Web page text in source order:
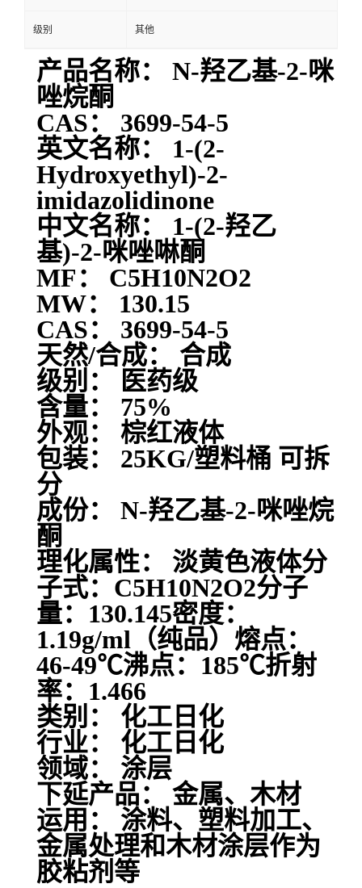
级别 其他
产品名称： N-羟乙基-2-咪
唑烷酮
CAS： 3699-54-5
英文名称： 1-(2-
Hydroxyethyl)-2-
imidazolidinone
中文名称： 1-(2-羟乙
基)-2-咪唑啉酮
MF： C5H10N2O2
MW： 130.15
CAS： 3699-54-5
天然/合成： 合成
级别： 医药级
含量： 75%
外观： 棕红液体
包装： 25KG/塑料桶 可拆
分
成份： N-羟乙基-2-咪唑烷
酮
理化属性： 淡黄色液体分
子式：C5H10N2O2分子
量：130.145密度：
1.19g/ml（纯品）熔点：
46-49℃沸点：185℃折射
率：1.466
类别： 化工日化
行业： 化工日化
领域： 涂层
下延产品： 金属、木材
运用： 涂料、塑料加工、
金属处理和木材涂层作为
胶粘剂等